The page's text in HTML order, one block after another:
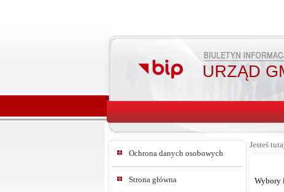
URZĄD
Ochrona danych osobowych
Strona główna
Jesteś
Wybory